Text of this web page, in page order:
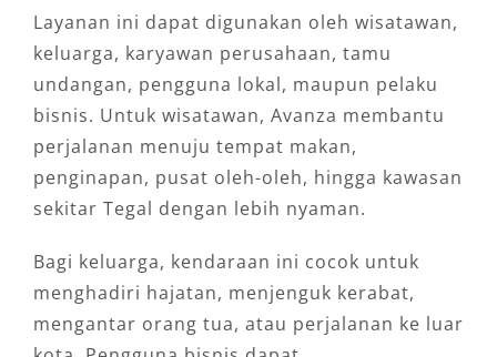
Layanan ini dapat digunakan oleh wisatawan,
keluarga, karyawan perusahaan, tamu
undangan, pengguna lokal, maupun pelaku
bisnis. Untuk wisatawan, Avanza membantu
perjalanan menuju tempat makan,
penginapan, pusat oleh-oleh, hingga kawasan
sekitar Tegal dengan lebih nyaman.
Bagi keluarga, kendaraan ini cocok untuk
menghadiri hajatan, menjenguk kerabat,
mengantar orang tua, atau perjalanan ke luar